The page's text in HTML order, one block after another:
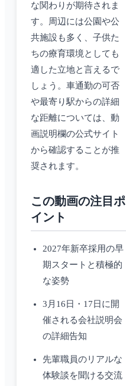
な関わりが期待されま
す。周辺には公園や公
共施設も多く、子供た
ちの療育環境としても
適した立地と言えるで
しょう。車通勤の可否
や最寄り駅からの詳細
な距離については、動
画説明欄の公式サイト
から確認することが推
奨されます。
この動画の注目ポ
イント
2027年新卒採用の早
期スタートと積極的
な姿勢
3月16日・17日に開
催される会社説明会
の詳細告知
先輩職員のリアルな
体験談を聞ける交流